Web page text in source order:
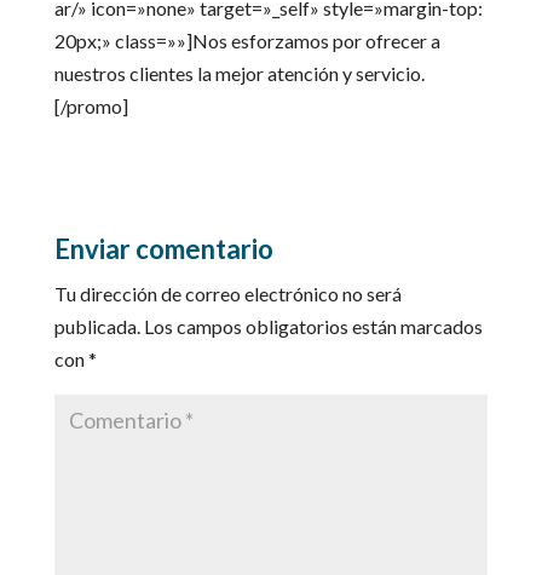
ar/» icon=»none» target=»_self» style=»margin-top:
20px;» class=»»]Nos esforzamos por ofrecer a
nuestros clientes la mejor atención y servicio.
[/promo]
Enviar comentario
Tu dirección de correo electrónico no será
publicada. Los campos obligatorios están marcados
con*